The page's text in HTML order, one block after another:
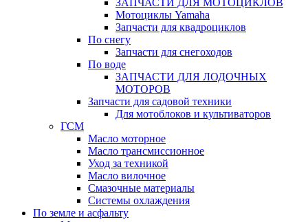
ЗАПЧАСТИ ДЛЯ МОТОЦИКЛОВ
Мотоциклы Yamaha
Запчасти для квадроциклов
По снегу
Запчасти для снегоходов
По воде
ЗАПЧАСТИ ДЛЯ ЛОДОЧНЫХ
МОТОРОВ
Запчасти для садовой техники
Для мотоблоков и культиваторов
ГСМ
Масло моторное
Масло трансмиссионное
Уход за техникой
Масло вилочное
Смазочные материалы
Системы охлаждения
По земле и асфальту